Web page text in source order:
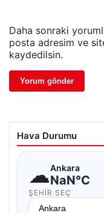
Daha sonraki
posta adresim ve
kaydedilsin.
Hava Durumu
☁Ankara
NaN°C
ŞEHIR SEÇ